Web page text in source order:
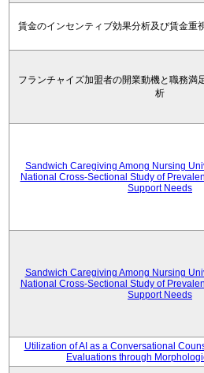
賃金のインセンティブ効果分析及び賃金重
フランチャイズ加盟者の開業動機と職務満
析
Sandwich Caregiving Among Nursing
National Cross-Sectional Study of
Support Needs
Sandwich Caregiving Among Nursing
National Cross-Sectional Study of
Support Needs
Utilization of AI as a Conversational
Evaluations through